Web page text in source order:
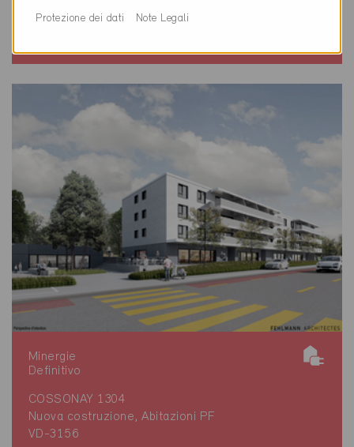
Risanamento, Abitazioni PF
Minergie
Definitivo
COSSONAY 1304
Nuova costruzione, Abitazioni PF
VD-3156
Protezione dei dati Note Legali